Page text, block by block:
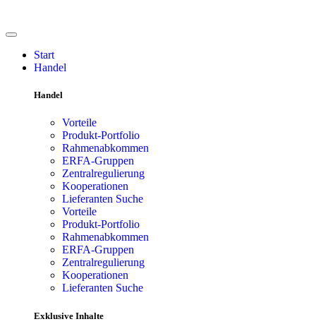
Start
Handel
Handel
Vorteile
Produkt-Portfolio
Rahmenabkommen
ERFA-Gruppen
Zentralregulierung
Kooperationen
Lieferanten Suche
Vorteile
Produkt-Portfolio
Rahmenabkommen
ERFA-Gruppen
Zentralregulierung
Kooperationen
Lieferanten Suche
Exklusive Inhalte